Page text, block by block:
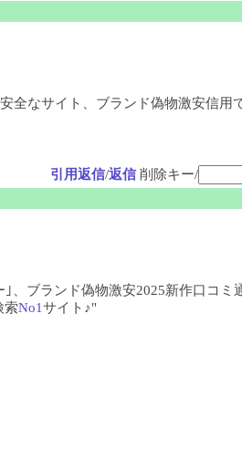
全なサイト、ブランド偽物激安信用
引用返信/返信 削除キー/
、ブランド偽物激安2025新作口コミ
索No1サイト♪"